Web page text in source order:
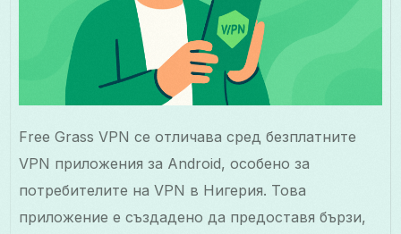
Free Grass VPN се отличава сред безплатните
VPN приложения за Android, особено за
потребителите на VPN в Нигерия. Това
приложение е създадено да предоставя бързи,